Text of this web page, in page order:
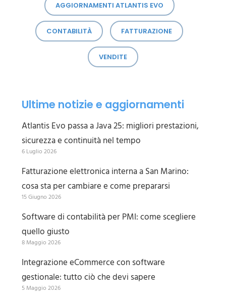
AGGIORNAMENTI ATLANTIS EVO
CONTABILITÀ FATTURAZIONE
VENDITE
Ultime notizie e aggiornamenti
Atlantis Evo passa a Java 25: migliori prestazioni,
sicurezza e continuità nel tempo
6 Luglio 2026
Fatturazione elettronica interna a San Marino:
cosa sta per cambiare e come prepararsi
15 Giugno 2026
Software di contabilità per PMI: come scegliere
quello giusto
8 Maggio 2026
Integrazione eCommerce con software
gestionale: tutto ciò che devi sapere
5 Maggio 2026